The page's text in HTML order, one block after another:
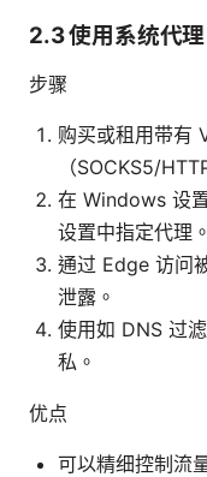
2.3 使用系统代理
步骤
购买或租用带有
（SOCKS5/
在 Windows 设
设置中指定代理。
通过 Edge 访问
泄露。
使用如 DNS 过
私。
优点
可以精细控制流